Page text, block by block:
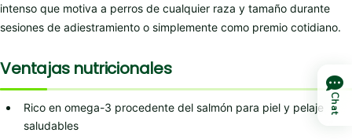
intenso que motiva a perros de cualquier raza y tamaño durante
sesiones de adiestramiento o simplemente como premio cotidiano.
Ventajas nutricionales
Rico en omega-3 procedente del salmón para piel y pelaje
saludables
Chat